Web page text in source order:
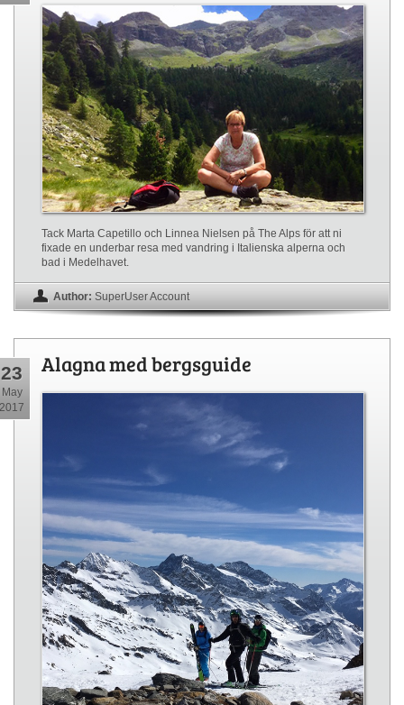
Tack Marta Capetillo och Linnea Nielsen på The Alps för att ni
fixade en underbar resa med vandring i Italienska alperna och
bad i Medelhavet.
Author: SuperUser Account
23
May
2017
Alagna med bergsguide